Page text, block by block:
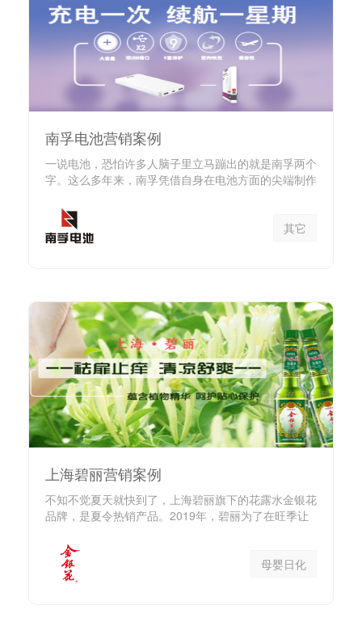
南孚电池营销案例
一说电池，恐怕许多人脑子里立马蹦出的就是南孚两个
字。这么多年来，南孚凭借自身在电池方面的尖端制作
其它
上海碧丽营销案例
不知不觉夏天就快到了，上海碧丽旗下的花露水金银花
品牌，是夏令热销产品。2019年，碧丽为了在旺季让
母婴日化